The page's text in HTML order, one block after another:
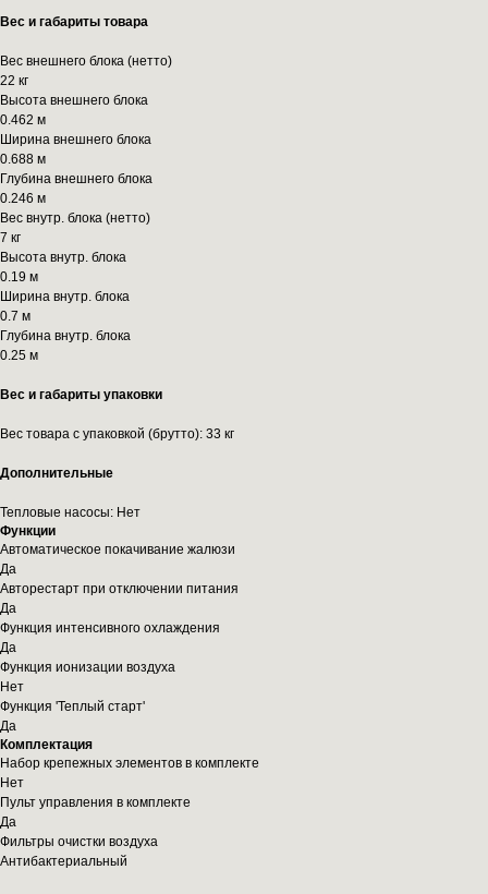
Вес и габариты товара
Вес внешнего блока (нетто)
22 кг
Высота внешнего блока
0.462 м
Ширина внешнего блока
0.688 м
Глубина внешнего блока
0.246 м
Вес внутр. блока (нетто)
7 кг
Высота внутр. блока
0.19 м
Ширина внутр. блока
0.7 м
Глубина внутр. блока
0.25 м
Вес и габариты упаковки
Вес товара с упаковкой (брутто): 33 кг
Дополнительные
Тепловые насосы: Нет
Функции
Автоматическое покачивание жалюзи
Да
Авторестарт при отключении питания
Да
Функция интенсивного охлаждения
Да
Функция ионизации воздуха
Нет
Функция 'Теплый старт'
Да
Комплектация
Набор крепежных элементов в комплекте
Нет
Пульт управления в комплекте
Да
Фильтры очистки воздуха
Антибактериальный